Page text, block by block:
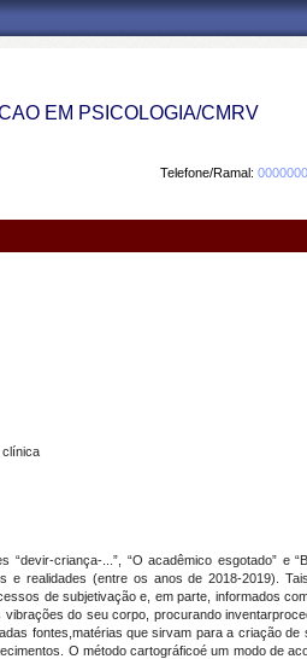
EM PSICOLOGIA/CMRV
Telefone/Ramal:
clínica
criança-...”, “O acadêmico esgotado” e
realidades (entre os anos de 2018-2019).
de subjetivação e, em parte, informados
do seu corpo, procurando
fontes,matérias que sirvam para a criação de
O método cartográficoé um modo de